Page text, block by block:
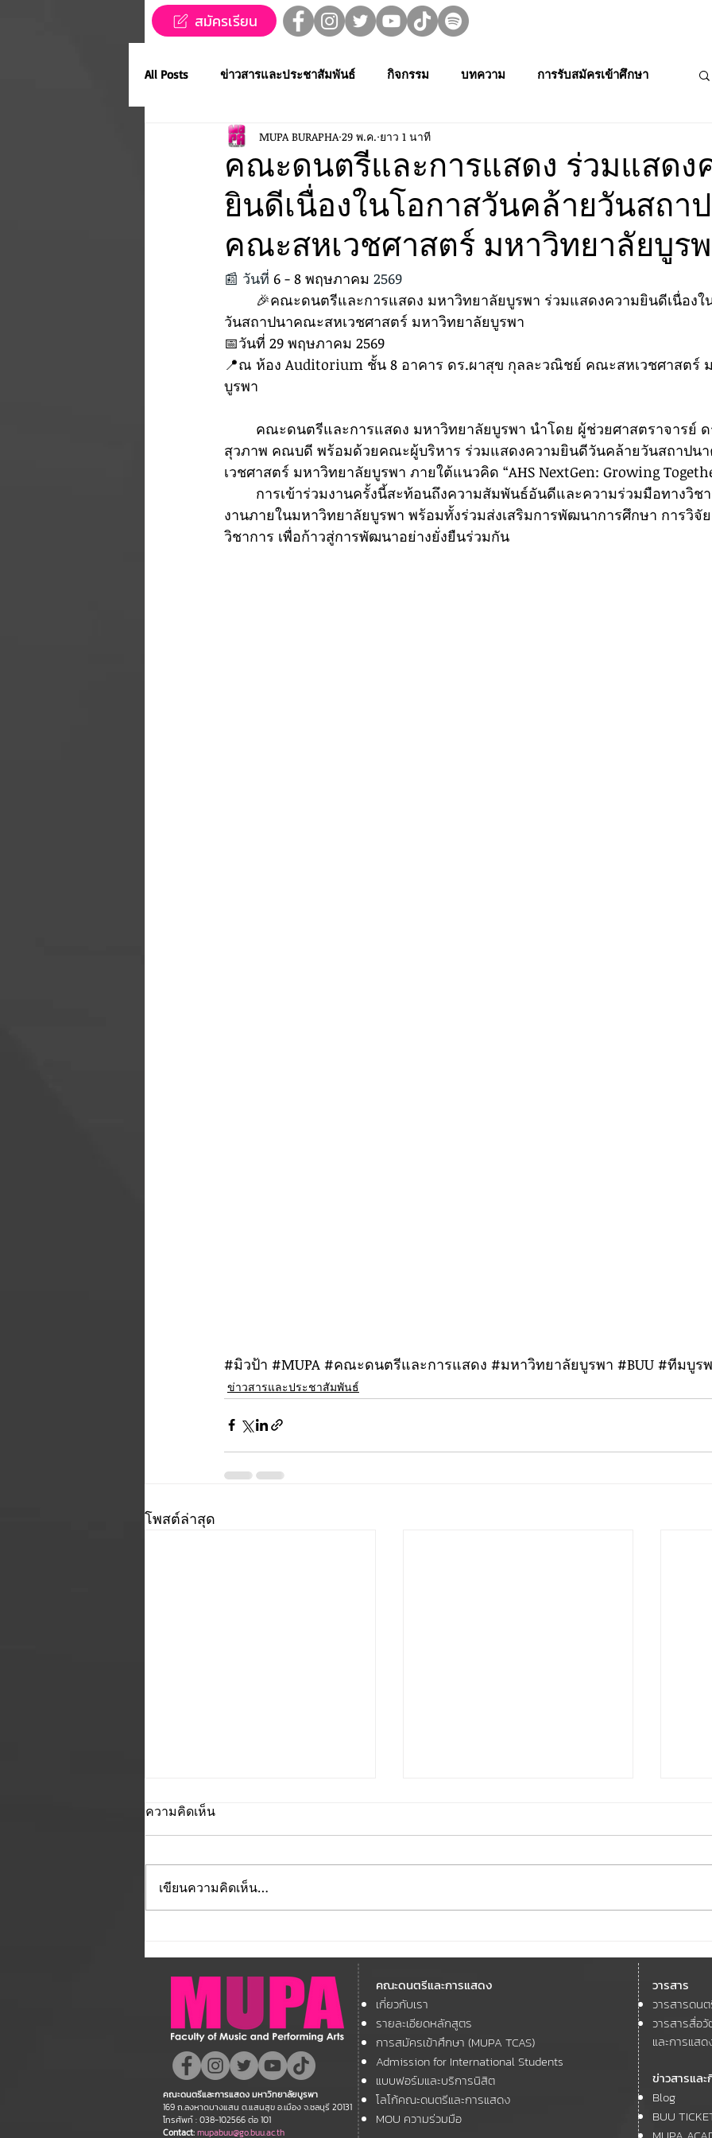
สมัครเรียน
All Posts ข่าวสารและประชาสัมพันธ์ กิจกรรม บทความ การรับสมัครเข้าศึกษา
ข่าวทุนการศึกษา MUPA ชวนชม👀🍿 MUPA On Stage 🌟
Western Music Applied Performing Art Creative Thai Music and Dance Media Cult.
การประกวดขับร้องเพลงไทยลูกทุ่ง
MUPA ACADEMY MUPAC การประชุมวิชาการและงานสร้างสรรค์
คณะดนตรีและการแสดง ร่วมแสดง
ยินดีเนื่องในโอกาสวันคล้ายวันสถา
คณะสหเวชศาสตร์ มหาวิทยาลัยบูร
MUPA BURAPHA 29 พ.ค. ยาว 1 นาที
📰 วันที่ 6 - 8 พฤษภาคม 2569
วันสถาปนาคณะสหเวชศาสตร์ มหาวิทยาลัยบูรพา
📅วันที่ 29 พฤษภาคม 2569
📍ณ ห้อง Auditorium ชั้น 8 อาคาร ดร.ผาสุข กุลละวณิชย์ คณะสหเวชศาสตร์
บูรพา
สุวภาพ คณบดี พร้อมด้วยคณะผู้บริหาร ร่วมแสดงความยินดีวันคล้ายวันสถาปน
เวชศาสตร์ มหาวิทยาลัยบูรพา ภายใต้แนวคิด “AHS NextGen: Growing
งานภายในมหาวิทยาลัยบูรพา พร้อมทั้งร่วมส่งเสริมการพัฒนาการศึกษา การวิจั
วิชาการ เพื่อก้าวสู่การพัฒนาอย่างยั่งยืนร่วมกัน
#มิวป้า #MUPA #คณะดนตรีและการแสดง #มหาวิทยาลัยบูรพา #BUU #ทมบูร
ข่าวสารและประชาสัมพันธ์
โพสต์ล่าสุด
มหาวิทยาลัยบูรพา ขอแสดง
ความยินดี กับคณาจารย์ของ
คณะฯ ที่ได้รับการตอบรับให้นำ
เสนอผลงานวิชาการ ในงาน
ประชุมวิชาการระดับชาติและ
นานาชาติ "ศิลปกรรมวิจัย"
ประจำปี 2569 (FAR 12)
มหาวิทยาลัยบูรพา เข้าร่วม
โครงการ The 21st ASEAN and
11th ASEAN+3 Youth Cultural
Forum
และ
ชม
ความคิดเห็น
เขียนความคิดเห็น…
คณะดนตรีและการแสดง
เกี่ยวกับเรา
รายละเอียดหลักสูตร
การสมัครเข้าศึกษา (MUPA TCAS)
Admission for International Students
แบบฟอร์มและบริการนิสิต
โลโก้คณะดนตรีและการแสดง
MOU ความร่วมมือ
คณะดนตรีและการแสดง มหาวิทยาลัยบูรพา
169 ถ.ลงหาดบางแสน ต.แสนสุข อ.เมือง จ.ชลบุรี 20131
โทรศัพท์ : 038-102566 ต่อ 101
Contact:mupabuu@go.buu.ac.th
วารสาร
วารสารดน
วารสารสื่อ
และการแสด
ข่าวสารแล
Blog
BUU